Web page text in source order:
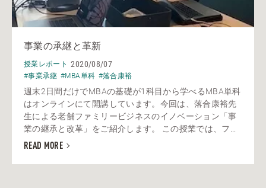
事業の承継と革新
授業レポート 2020/08/07
#事業承継 #MBA単科 #落合康裕
週末2日間だけでMBAの基礎が1科目から学べるMBA単科
はオンラインにて開講しています。今回は、落合康裕先
生による老舗ファミリービジネスのイノベーション「事
業の継承と改革」をご紹介します。 この授業では、フ...
READ MORE